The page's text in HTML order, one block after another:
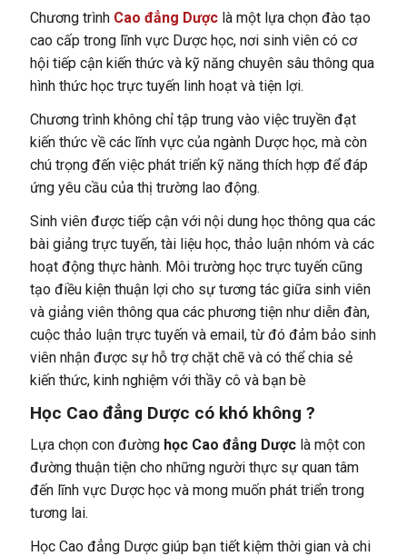
Chương trình Cao đẳng Dượclà một lựa chọn đào tạo
cao cấp trong lĩnh vực Dược học, nơi sinh viên có cơ
hội tiếp cận kiến thức và kỹ năng chuyên sâu thông qua
hình thức học trực tuyến linh hoạt và tiện lợi.
Chương trình không chỉ tập trung vào việc truyền đạt
kiến thức về các lĩnh vực của ngành Dược học, mà còn
chú trọng đến việc phát triển kỹ năng thích hợp để đáp
ứng yêu cầu của thị trường lao động.
Sinh viên được tiếp cận với nội dung học thông qua các
bài giảng trực tuyến, tài liệu học, thảo luận nhóm và các
hoạt động thực hành. Môi trường học trực tuyến cũng
tạo điều kiện thuận lợi cho sự tương tác giữa sinh viên
và giảng viên thông qua các phương tiện như diễn đàn,
cuộc thảo luận trực tuyến và email, từ đó đảm bảo sinh
viên nhận được sự hỗ trợ chặt chẽ và có thể chia sẻ
kiến thức, kinh nghiệm với thầy cô và bạn bè
Học Cao đẳng Dược có khó không ?
Lựa chọn con đường học Cao đẳng Dượclà một con
đường thuận tiện cho những người thực sự quan tâm
đến lĩnh vực Dược học và mong muốn phát triển trong
tương lai.
Học Cao đẳng Dược giúp bạn tiết kiệm thời gian và chi